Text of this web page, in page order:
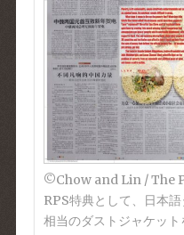
©︎Chow and Lin / The
RPS特典として、日本
相当のダストジャケット